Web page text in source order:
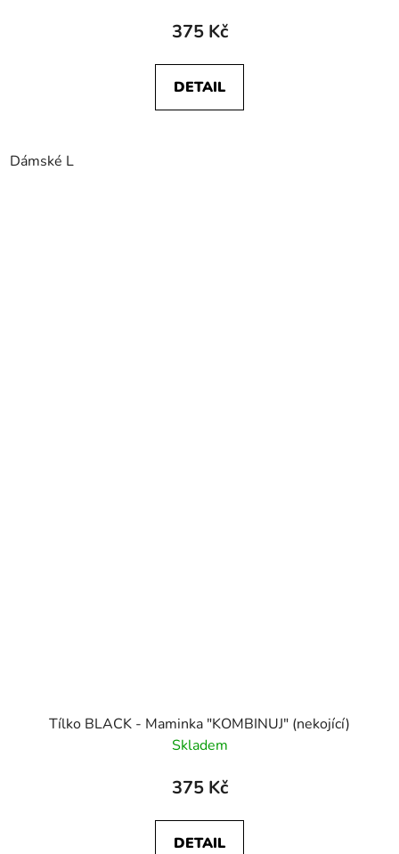
375 Kč
DETAIL
Dámské L
Tílko BLACK - Maminka "KOMBINUJ" (nekojící)
Skladem
375 Kč
DETAIL